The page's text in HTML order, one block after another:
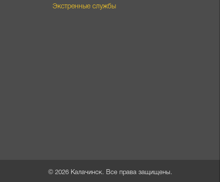
Экстренные службы
© 2026 Калачинск. Все права защищены.